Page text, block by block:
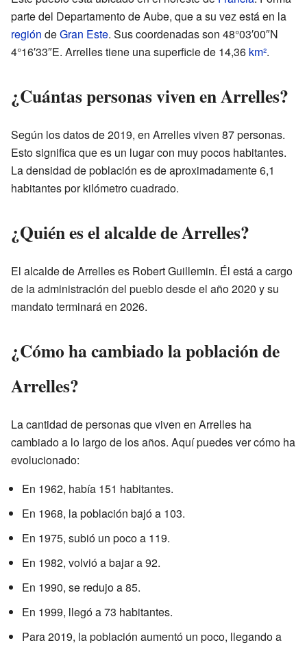
parte del Departamento de Aube, que a su vez está en la
región deGran Este. Sus coordenadas son 48°03′00″N
4°16′33″E. Arrelles tiene una superficie de 14,36 km².
¿Cuántas personas viven en Arrelles?
Según los datos de 2019, en Arrelles viven 87 personas.
Esto significa que es un lugar con muy pocos habitantes.
La densidad de población es de aproximadamente 6,1
habitantes por kilómetro cuadrado.
¿Quién es el alcalde de Arrelles?
El alcalde de Arrelles es Robert Guillemin. Él está a cargo
de la administración del pueblo desde el año 2020 y su
mandato terminará en 2026.
¿Cómo ha cambiado la población de
Arrelles?
La cantidad de personas que viven en Arrelles ha
cambiado a lo largo de los años. Aquí puedes ver cómo ha
evolucionado:
En 1962, había 151 habitantes.
En 1968, la población bajó a 103.
En 1975, subió un poco a 119.
En 1982, volvió a bajar a 92.
En 1990, se redujo a 85.
En 1999, llegó a 73 habitantes.
Para 2019, la población aumentó un poco, llegando a